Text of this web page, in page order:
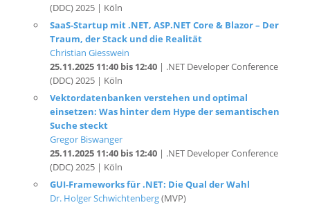
Traum, der Stack und die Realität
Christian Giesswein
25.11.2025 11:40 bis 12:40| .NET Developer Conference
(DDC) 2025 | Köln
Vektordatenbanken verstehen und optimal
einsetzen: Was hinter dem Hype der semantischen
Suche steckt
Gregor Biswanger
25.11.2025 11:40 bis 12:40
(DDC) 2025 | Köln
GUI-Frameworks für .NET: Die Qual der Wahl
Dr. Holger Schwichtenberg
25.11.2025 10:30 bis 11:30| .NET Developer Conference
(DDC) 2025 | Köln